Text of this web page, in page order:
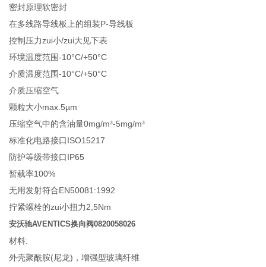
密封原理软密封
在多线路导线板上的组装P-导线板
控制压力­zui小/zui大见下表
环境温度范围-10°C/+50°C
介质温度范围-10°C/+50°C
介质压缩空气
颗粒大小max.5µm
压缩空气中的含油量0mg/m³-5mg/m³
标准化电路接口ISO15217
防护等级带接口IP65
暂载率100%
无用发射符合EN50081:1992
拧紧螺栓的zui小扭力2,5Nm
安沃驰AVENTICS换向阀0820058026
材料:
外壳聚酰胺(尼龙)，增强型玻璃纤维